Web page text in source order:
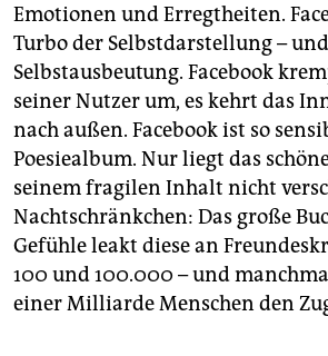
Emotionen und Erregtheiten.
Turbo der Selbstdarstellung –
Selbstausbeutung. Facebook
seiner Nutzer um, es kehrt das
nach außen. Facebook ist so
Poesiealbum. Nur liegt das
seinem fragilen Inhalt nicht
Nachtschränkchen: Das große
Gefühle leakt diese an
100 und 100.000 – und
einer Milliarde Menschen den